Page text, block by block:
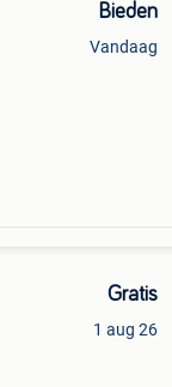
Bieden
Vandaag
Gratis
1 aug 26